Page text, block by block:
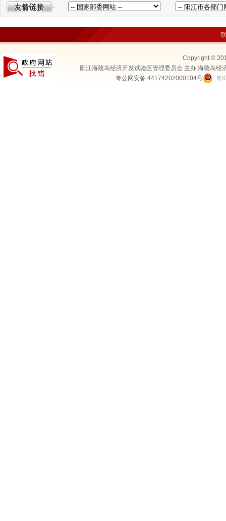
Copyright ©
阳江海陵岛经济开发试验区管理委员会 主办 海陵岛
粤公网安备 44174202000104号
粤